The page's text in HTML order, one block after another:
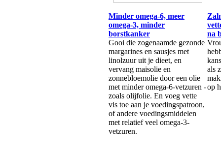
Minder omega-6, meer
omega-3, minder
borstkanker
Gooi die zogenaamde gezonde
margarines en sausjes met
linolzuur uit je dieet, en
vervang maisolie en
zonnebloemolie door een olie
met minder omega-6-vetzuren -
zoals olijfolie. En voeg vette
vis toe aan je voedingspatroon,
of andere voedingsmiddelen
met relatief veel omega-3-
vetzuren.
na
als
op